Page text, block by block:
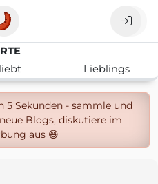
Lieblings
5 Sekunden - sammle und
Blogs, diskutiere im
aus 😄